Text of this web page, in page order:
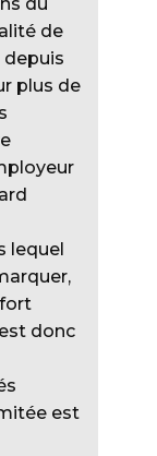
du
de
depuis
plus de
lequel
donc
est